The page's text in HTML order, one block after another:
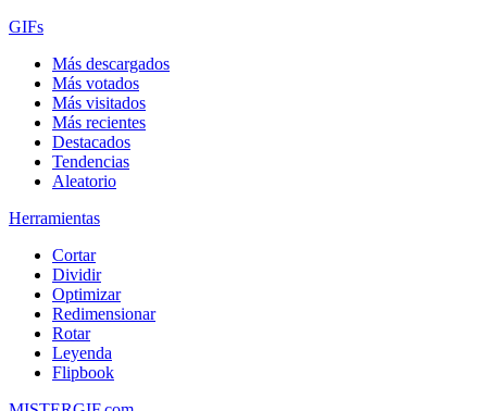
GIFs
Más descargados
Más votados
Más visitados
Más recientes
Destacados
Tendencias
Aleatorio
Herramientas
Cortar
Dividir
Optimizar
Redimensionar
Rotar
Leyenda
Flipbook